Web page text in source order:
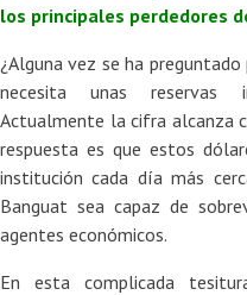
los principales perdedores
¿Alguna vez se ha
necesita unas reservas
Actualmente la cifra alcanza
respuesta es que estos
institución cada día más
Banguat sea capaz de
agentes económicos.
En esta complicada